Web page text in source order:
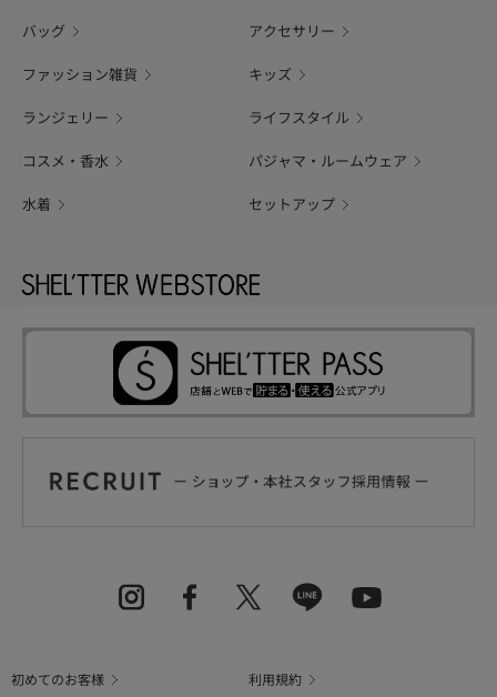
バッグ アクセサリー
ファッション雑貨 キッズ
ランジェリー ライフスタイル
コスメ・香水 パジャマ・ルームウェア
水着 セットアップ
初めてのお客様 利用規約